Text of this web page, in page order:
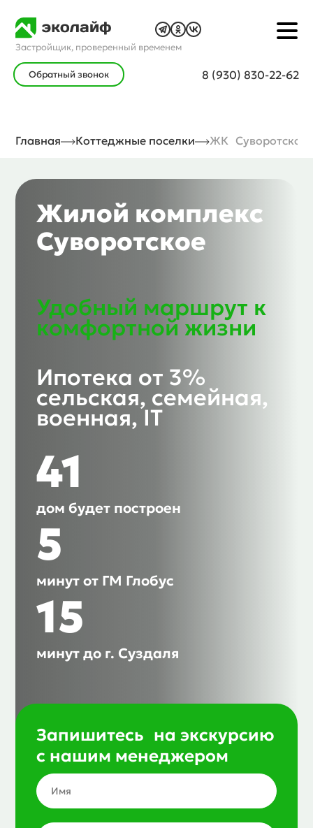
Застройщик, проверенный временем
Обратный звонок 8 (930) 830-22-62
Главная Коттеджные поселки ЖК Суворотское
Жилой комплекс
Суворотское
Удобный маршрут к
комфортной жизни
Ипотека от 3%
сельская, семейная,
военная, IT
41
дом будет построен
5
минут от ГМ Глобус
15
минут до г. Суздаля
Запишитесь на экскурсию
с нашим менеджером